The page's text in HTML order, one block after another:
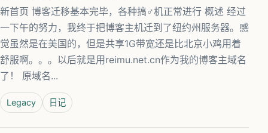
新首页 博客迁移基本完毕，各种搞♂机正常进行 概述 经过
一下午的努力，我终于把博客主机迁到了纽约州服务器。感
觉虽然是在美国的，但是共享1G带宽还是比北京小鸡用着
舒服啊。。。以后就是用reimu.net.cn作为我的博客主域名
了！ 原域名...
Legacy 日记